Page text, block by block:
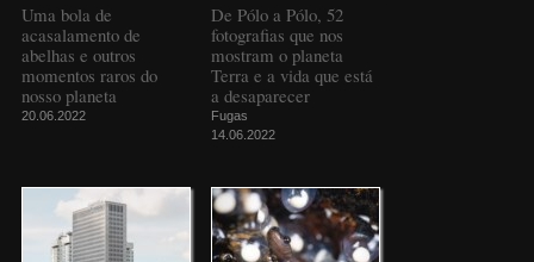
Uma bola de
acasalamento de
abelhas e outros
momentos raros do
nosso planeta
20.06.2022
De Pólo a Pólo, 52
fotografias que nos
mostram o planeta
Terra e a vida que está
a desaparecer
Fugas
14.06.2022